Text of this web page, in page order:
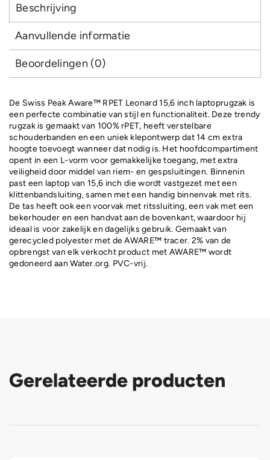
Beschrijving
Aanvullende informatie
Beoordelingen (0)
De Swiss Peak Aware™ RPET Leonard 15,6 inch laptoprugzak is
een perfecte combinatie van stijl en functionaliteit. Deze trendy
rugzak is gemaakt van 100% rPET, heeft verstelbare
schouderbanden en een uniek klepontwerp dat 14 cm extra
hoogte toevoegt wanneer dat nodig is. Het hoofdcompartiment
opent in een L-vorm voor gemakkelijke toegang, met extra
veiligheid door middel van riem- en gespsluitingen. Binnenin
past een laptop van 15,6 inch die wordt vastgezet met een
klittenbandsluiting, samen met een handig binnenvak met rits.
De tas heeft ook een voorvak met ritssluiting, een vak met een
bekerhouder en een handvat aan de bovenkant, waardoor hij
ideaal is voor zakelijk en dagelijks gebruik. Gemaakt van
gerecycled polyester met de AWARE™ tracer. 2% van de
opbrengst van elk verkocht product met AWARE™ wordt
gedoneerd aan Water.org. PVC-vrij.
Gerelateerde producten